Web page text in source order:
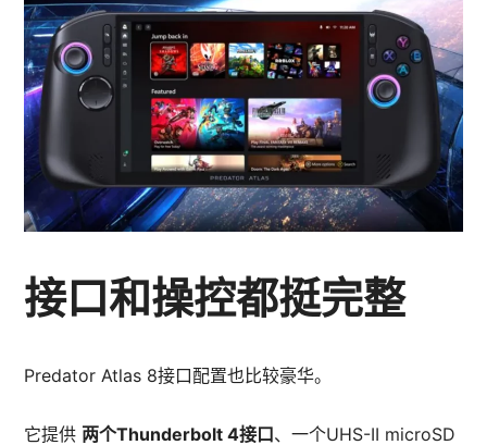
接口和操控都挺完整
Predator Atlas 8接口配置也比较豪华。
它提供 两个Thunderbolt 4接口、一个UHS-II microSD